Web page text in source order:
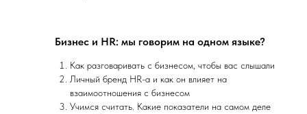
Бизнес и HR: мы говорим на одном языке?
Как разговаривать с бизнесом, чтобы вас слышали
Личный бренд HR-а и как он влияет на
взаимоотношения с бизнесом
Учимся считать. Какие показатели на самом деле